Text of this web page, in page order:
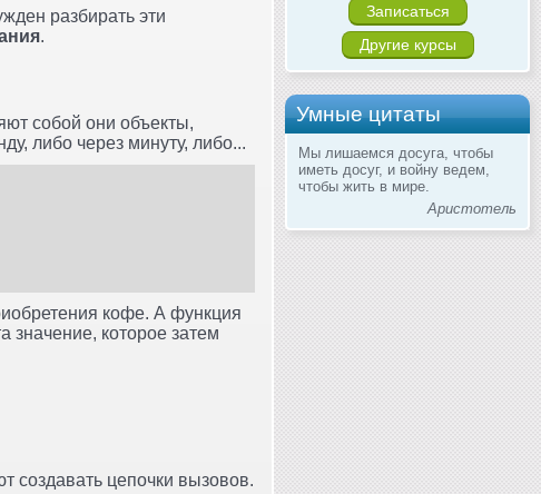
Записаться
Другие курсы
Умные цитаты
Мы лишаемся досуга, чтобы
иметь досуг, и войну ведем,
чтобы жить в мире.
Аристотель
разбирать эти
.
собой они объекты,
либо через минуту, либо...
кофе. А функция
значение, которое затем
создавать цепочки вызовов.